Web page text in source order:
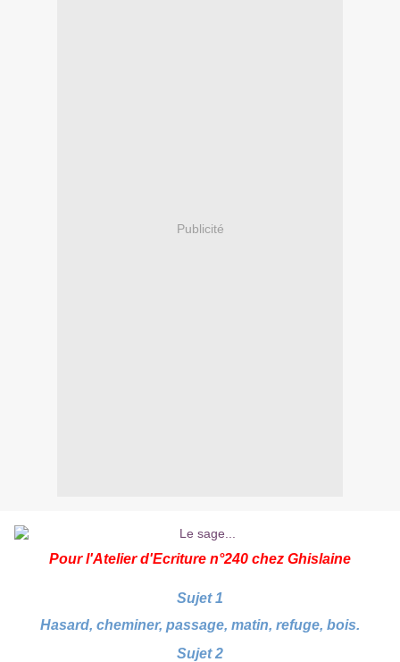
Publicité
Pour l'Atelier d'Ecriture n°240 chez Ghislaine
Sujet 1
Hasard, cheminer, passage, matin, refuge, bois.
Sujet 2